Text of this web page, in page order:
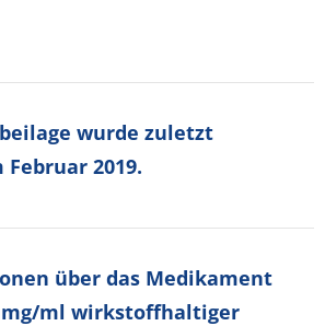
wurde zuletzt
2019.
über das Medikament
mg/ml wirkstoffhaltiger